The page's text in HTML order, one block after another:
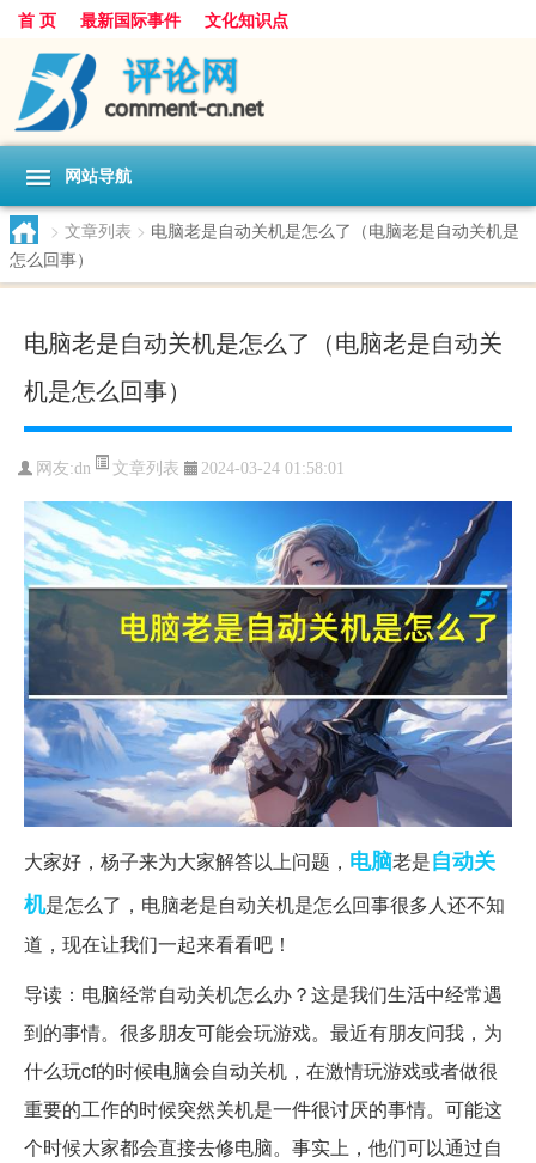
首 页 最新国际事件 文化知识点
网站导航
> 文章列表 > 电脑老是自动关机是怎么了（电脑老是自动关机是
怎么回事）
电脑老是自动关机是怎么了（电脑老是自动关
机是怎么回事）
网友:dn 文章列表 2024-03-24 01:58:01
大家好，杨子来为大家解答以上问题， 电脑老是自动关
机是怎么了，电脑老是自动关机是怎么回事很多人还不知
道，现在让我们一起来看看吧！
导读：电脑经常自动关机怎么办？这是我们生活中经常遇
到的事情。很多朋友可能会玩游戏。最近有朋友问我，为
什么玩cf的时候电脑会自动关机，在激情玩游戏或者做很
重要的工作的时候突然关机是一件很讨厌的事情。可能这
个时候大家都会直接去修电脑。事实上，他们可以通过自